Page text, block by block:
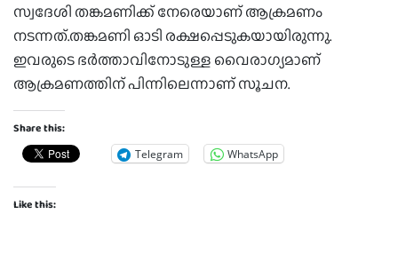
സ്വദേശി തങ്കമണിക്ക് നേരെയാണ് ആക്രമണം
നടന്നത്.തങ്കമണി ഓടി രക്ഷപ്പെടുകയായിരുന്നു.
ഇവരുടെ ഭര്‍ത്താവിനോടുള്ള വൈരാഗ്യമാണ്
ആക്രമണത്തിന് പിന്നിലെന്നാണ് സൂചന.
Share this:
Telegram WhatsApp
Like this: